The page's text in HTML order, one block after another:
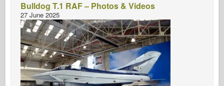
Bulldog T.1 RAF – Photos & Videos
27 June 2025